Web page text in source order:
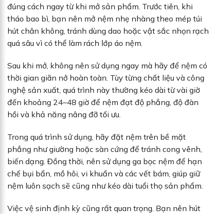
đúng cách ngay từ khi mở sản phẩm. Trước tiên, khi
tháo bao bì, bạn nên mở nệm nhẹ nhàng theo mép túi
hút chân không, tránh dùng dao hoặc vật sắc nhọn rạch
quá sâu vì có thể làm rách lớp áo nệm.
Sau khi mở, không nên sử dụng ngay mà hãy để nệm có
thời gian giãn nở hoàn toàn. Tùy từng chất liệu và công
nghệ sản xuất, quá trình này thường kéo dài từ vài giờ
đến khoảng 24–48 giờ để nệm đạt độ phẳng, độ đàn
hồi và khả năng nâng đỡ tối ưu.
Trong quá trình sử dụng, hãy đặt nệm trên bề mặt
phẳng như giường hoặc sàn cứng để tránh cong vênh,
biến dạng. Đồng thời, nên sử dụng ga bọc nệm để hạn
chế bụi bẩn, mồ hôi, vi khuẩn và các vết bám, giúp giữ
nệm luôn sạch sẽ cũng như kéo dài tuổi thọ sản phẩm.
Việc vệ sinh định kỳ cũng rất quan trọng. Bạn nên hút